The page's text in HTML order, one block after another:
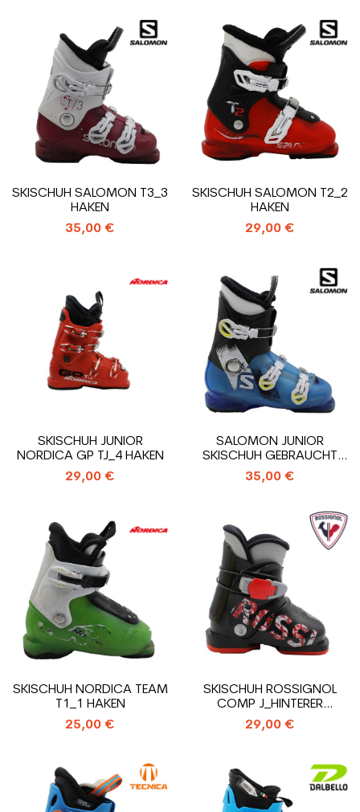
SKISCHUH SALOMON T3_3
HAKEN
35,00 €
SKISCHUH SALOMON T2_2
HAKEN
29,00 €
SKISCHUH JUNIOR
NORDICA GP TJ_4 HAKEN
29,00 €
SALOMON JUNIOR
SKISCHUH GEBRAUCHT
T3_3 HAKEN
35,00 €
SKISCHUH NORDICA TEAM
T1_1 HAKEN
25,00 €
SKISCHUH ROSSIGNOL
COMP J_HINTERER
EINSTIEGS
29,00 €